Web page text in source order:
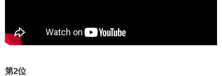
第2位